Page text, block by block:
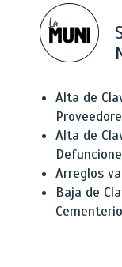
Alta de
Alta de
Arreglos
Baja de
Cementerio